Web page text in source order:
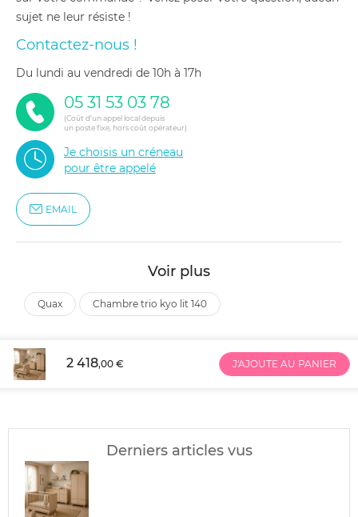
sujet ne leur résiste !
Contactez-nous !
du lundi au vendredi de 10h à 17h
05 31 53 03 78
(Coût d'un appel local depuis
un poste fixe, hors coût opérateur)
Je choisis un créneau
pour être appelé
EMAIL
Voir plus
quax chambre trio kyo lit 140
2 418,00 € J'AJOUTE AU PANIER
Derniers articles vus